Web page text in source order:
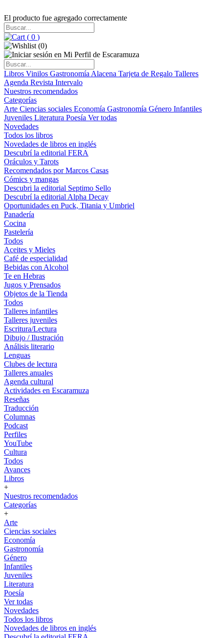
El producto fue agregado correctamente
( 0 )
(0)
Libros Vinilos Gastronomía Alacena Tarjeta de Regalo Talleres
Agenda Revista Intervalo
Nuestros recomendados
Categorías
Arte Ciencias sociales Economía Gastronomía Género Infantiles
Juveniles Literatura Poesía Ver todas
Novedades
Todos los libros
Novedades de libros en inglés
Descubrí la editorial FERA
Oráculos y Tarots
Recomendados por Marcos Casas
Cómics y mangas
Descubri la editorial Septimo Sello
Descubrí la editorial Alpha Decay
Oportunidades en Puck, Titania y Umbriel
Panadería
Cocina
Pastelería
Todos
Aceites y Mieles
Café de especialidad
Bebidas con Alcohol
Te en Hebras
Jugos y Prensados
Objetos de la Tienda
Todos
Talleres infantiles
Talleres juveniles
Escritura/Lectura
Dibujo / Ilustración
Análisis literario
Lenguas
Clubes de lectura
Talleres anuales
Agenda cultural
Actividades en Escaramuza
Reseñas
Traducción
Columnas
Podcast
Perfiles
YouTube
Cultura
Todos
Avances
Libros
+
Nuestros recomendados
Categorías
+
Arte
Ciencias sociales
Economía
Gastronomía
Género
Infantiles
Juveniles
Literatura
Poesía
Ver todas
Novedades
Todos los libros
Novedades de libros en inglés